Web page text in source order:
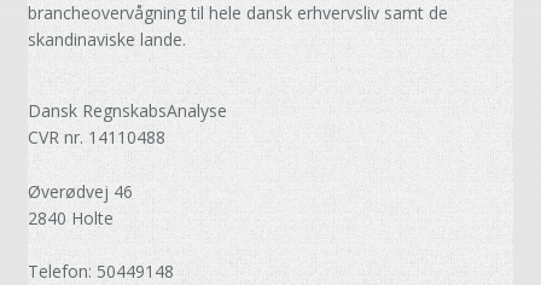
brancheovervågning til hele dansk erhvervsliv samt de
skandinaviske lande.
Dansk RegnskabsAnalyse
CVR nr. 14110488
Øverødvej 46
2840 Holte
Telefon: 50449148